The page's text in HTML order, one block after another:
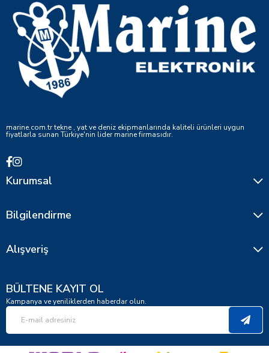
marine.com.tr tekne , yat ve deniz ekipmanlarında kaliteli ürünleri uygun
fiyatlarla sunan Türkiye'nin lider marine firmasıdır.
Kurumsal
Bilgilendirme
Alışveriş
BÜLTENE KAYIT OL
Kampanya ve yeniliklerden haberdar olun.